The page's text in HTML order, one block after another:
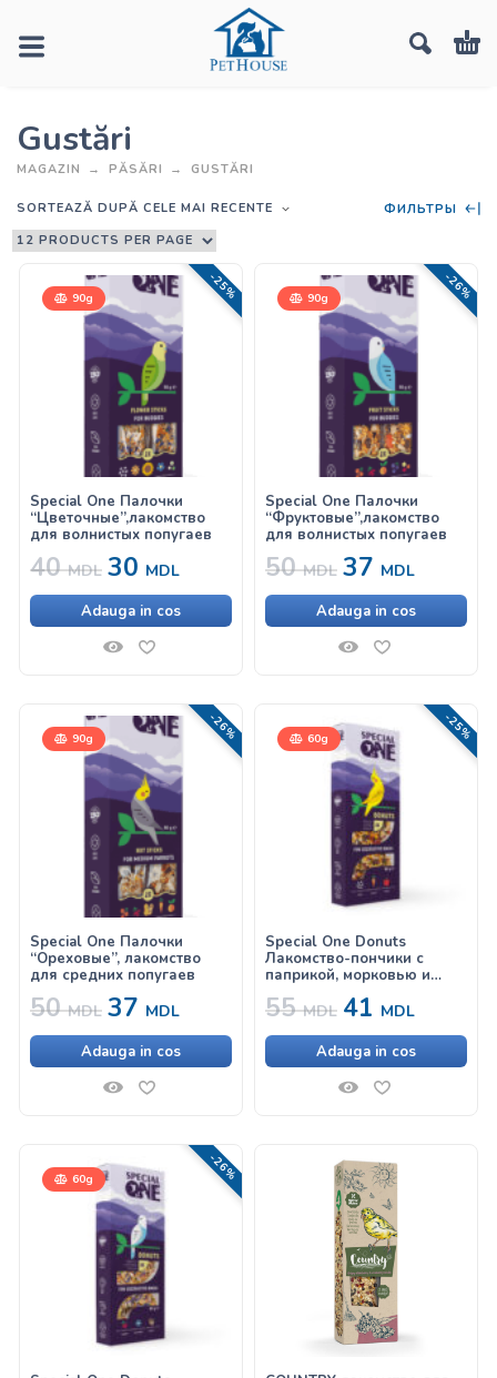
Gustări
MAGAZIN PĂSĂRI GUSTĂRI
SORTEAZĂ DUPĂ CELE MAI RECENTE ФИЛЬТРЫ
90g -25%
Special One Палочки
“Цветочные”,лакомство
для волнистых попугаев
40MDL 30 MDL
Adauga in cos
90g -26%
Special One Палочки
“Фруктовые”,лакомство
для волнистых попугаев
50MDL 37 MDL
Adauga in cos
90g -26%
Special One Палочки
“Ореховые”, лакомство
для средних попугаев
50MDL 37 MDL
Adauga in cos
60g -25%
Special One Donuts
Лакомство-пончики с
паприкой, морковью и
55MDL 41 MDL
Adauga in cos
60g -26%